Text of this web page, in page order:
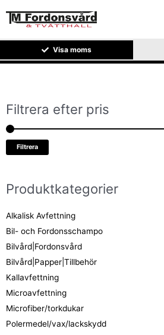
Visa moms
Filtrera efter pris
Filtrera
Produktkategorier
Alkalisk Avfettning
Bil- och Fordonsschampo
Bilvård|Fordonsvård
Bilvård|Papper|Tillbehör
Kallavfettning
Microavfettning
Microfiber/torkdukar
Polermedel/vax/lackskydd